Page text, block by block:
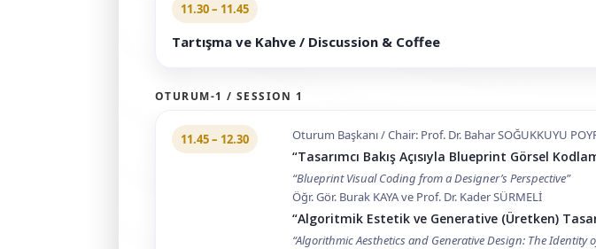
11.30 – 11.45
Tartışma ve Kahve / Discussion & Coffee
OTURUM-1 / SESSION 1
11.45 – 12.30 Oturum Başkanı / Chair: Prof. Dr. Bahar SOĞUKKUYU
“Tasarımcı Bakış Açısıyla Blueprint Görsel
“Blueprint Visual Coding from a Designer’s Perspective”
Öğr. Gör. Burak KAYA ve Prof. Dr. Kader SÜRMELİ
“Algoritmik Estetik ve Generative (Üretken)
“Algorithmic Aesthetics and Generative Design: The Identity